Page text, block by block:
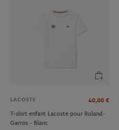
LACOSTE 40,00 €
T-shirt enfant Lacoste pour Roland-
Garros - Blanc